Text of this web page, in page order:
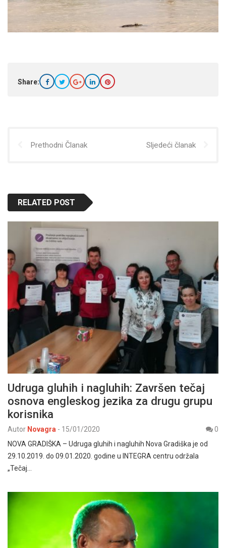
Share:
Prethodni Članak Sljedeći članak
RELATED POST
Udruga gluhih i nagluhih: Završen tečaj
osnova engleskog jezika za drugu grupu
korisnika
Autor Novagra - 15/01/2020
0
NOVA GRADIŠKA – Udruga gluhih i nagluhih Nova Gradiška je od
29.10.2019. do 09.01.2020. godine u INTEGRA centru održala
„Tečaj…